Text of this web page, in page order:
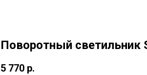
Поворотный светильник
5 770 р.